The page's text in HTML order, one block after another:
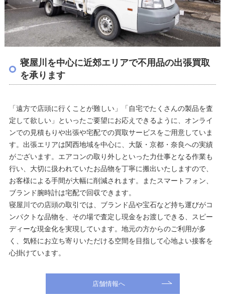
寝屋川を中心に近郊エリアで不用品の出張買取
を承ります
「遠方で店頭に行くことが難しい」「自宅でたくさんの製品を査
定して欲しい」といったご要望にお応えできるように、オンライ
ンでの見積もりや出張や宅配での買取サービスをご用意していま
す。出張エリアは関西地域を中心に、大阪・京都・奈良への実績
がございます。エアコンの取り外しといった力仕事となる作業も
行い、大切に扱われていたお品物を丁寧に搬出いたしますので、
お客様による手間が大幅に削減されます。またスマートフォン、
ブランド腕時計は宅配で回収できます。
寝屋川での店頭の取引では、ブランド品や宝石など持ち運びがコ
ンパクトな品物を、その場で査定し現金をお渡しできる、スピー
ディーな現金化を実現しています。地元の方からのご利用が多
く、気軽にお立ち寄りいただける空間を目指して心地よい接客を
心掛けています。
店舗情報へ